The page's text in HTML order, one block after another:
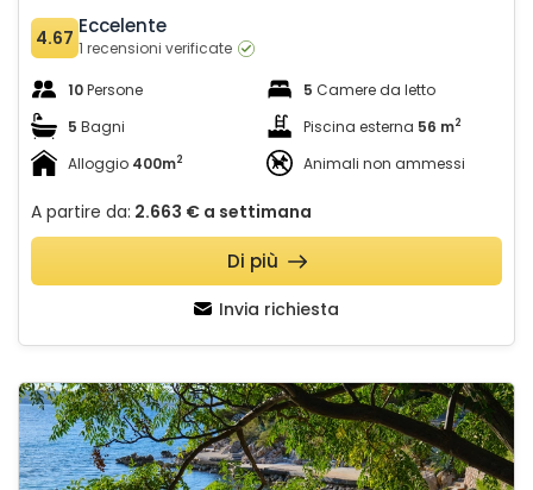
4.67 Eccelente
1 recensioni verificate
10Persone 5 Camere da letto
5 Bagni Piscina esterna 56 m2
Alloggio 400m2 Animali non ammessi
A partire da: 2.663 € a settimana
Invia richiesta
Di più
Villa Hemingway beachfront&private sundeck